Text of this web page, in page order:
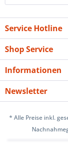
Service Hotline
Shop Service
Informationen
Newsletter
* Alle Preise inkl.